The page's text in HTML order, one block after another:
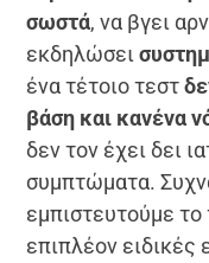
σωστά, να βγει
εκδηλώσει
ένα τέτοιο τεστ
βάση και κανένα
δεν τον έχει δει
συμπτώματα.
εμπιστευτούμε το
επιπλέον ειδικές